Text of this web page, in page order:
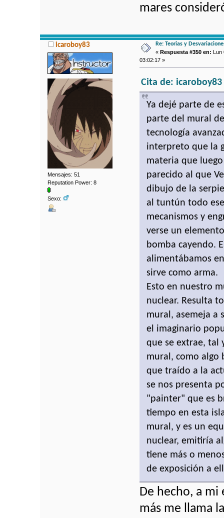
mares
icaroboy83
Mensajes: 51
Reputation Power: 8
Sexo:
Re: Teorias y
«Respuesta #350 en: Lun
03:02:17 »
Cita de:
Ya dejé parte de
parte del mural
tecnología
interpreto que la
materia que
parecido al que
dibujo de la
al tuntún todo
mecanismos y
verse un
bomba cayendo.
alimentábamos
sirve como arma.
Esto en nuestro
nuclear. Resulta
mural, asemeja a
el imaginario
que se extrae, tal
mural, como algo
que traído a la
se nos presenta
"painter" que es
tiempo en esta
mural, y es un
nuclear, emitiría
tiene más o
de exposición a
De hecho, a
más me llama